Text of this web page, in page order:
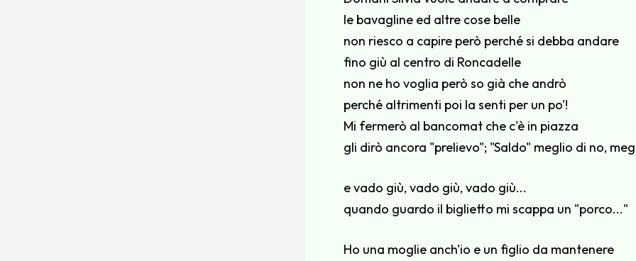
le bavagline ed altre cose belle
non riesco a capire però perché si debba andare
fino giù al centro di Roncadelle
non ne ho voglia però so già che andrò
perché altrimenti poi la senti per un po'!
Mi fermerò al bancomat che c'è in piazza
gli dirò ancora "prelievo"; "Saldo" meglio di no,
e vado giù, vado giù, vado giù...
quando guardo il biglietto mi scappa un "porco..."
Ho una moglie anch'io e un figlio da mantenere